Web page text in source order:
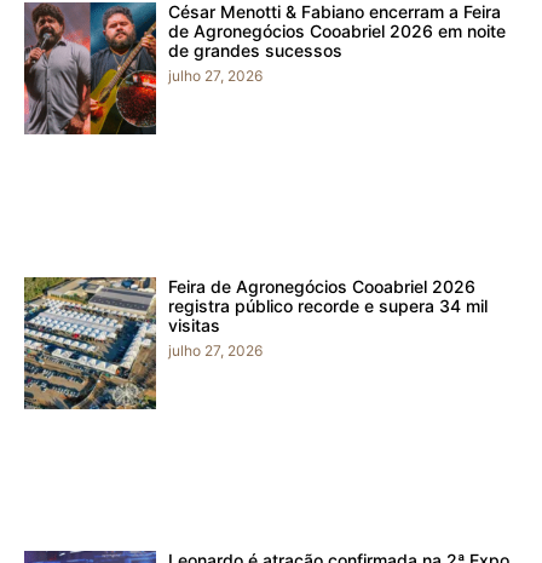
César Menotti & Fabiano encerram a Feira
de Agronegócios Cooabriel 2026 em noite
de grandes sucessos
julho 27, 2026
Feira de Agronegócios Cooabriel 2026
registra público recorde e supera 34 mil
visitas
julho 27, 2026